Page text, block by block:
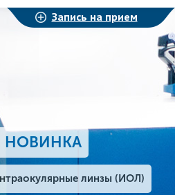
Запись на прием
НОВИНКА
линзы (ИОЛ)